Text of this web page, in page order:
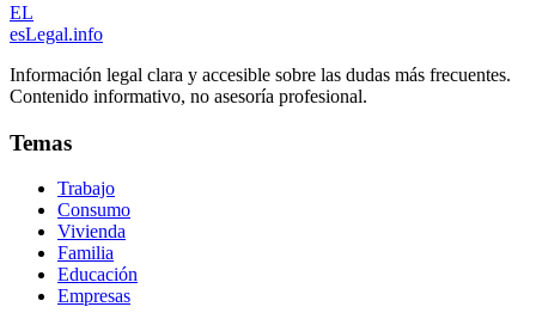
EL
esLegal.info
Información legal clara y accesible sobre las dudas más frecuentes.
Contenido informativo, no asesoría profesional.
Temas
Trabajo
Consumo
Vivienda
Familia
Educación
Empresas